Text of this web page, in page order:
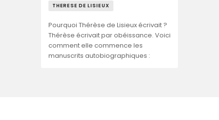
THERESE DE LISIEUX
Pourquoi Thérèse de Lisieux écrivait ?
Thérèse écrivait par obéissance. Voici
comment elle commence les
manuscrits autobiographiques :